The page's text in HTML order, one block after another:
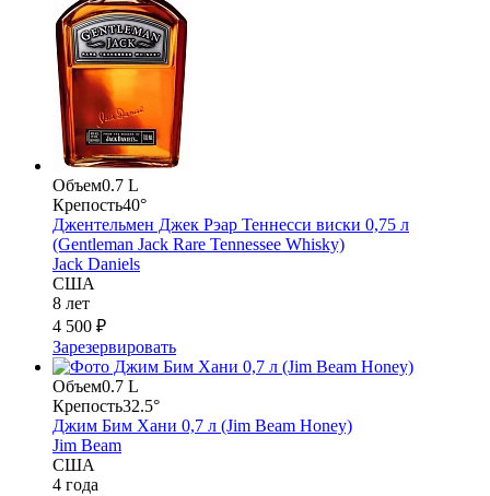
Объем0.7 L
Крепость40°
Джентельмен Джек Рэар Теннесси виски 0,75 л
(Gentleman Jack Rare Tennessee Whisky)
Jack Daniels
США
8 лет
4 500 ₽
Зарезервировать
Объем0.7 L
Крепость32.5°
Джим Бим Хани 0,7 л (Jim Beam Honey)
Jim Beam
США
4 года